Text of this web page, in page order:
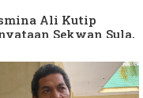
Ali Kutip
Sekwan Sula,
Jadikan
"ATM